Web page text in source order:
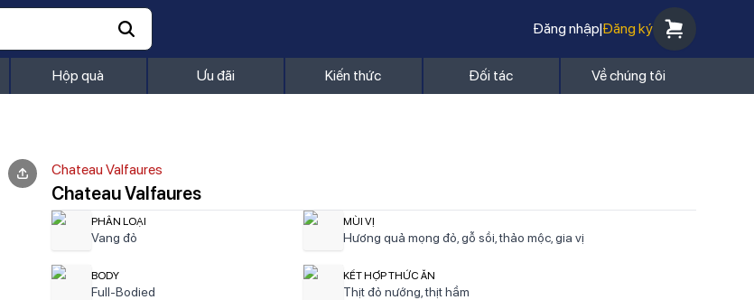
Đăng nhập|Đăng ký
Hộp quà Ưu đãi Kiến thức Đối tác Về chúng tôi
Chateau Valfaures
Chateau Valfaures
PHÂN LOẠI
Vang đỏ
BODY
Full-Bodied
MÙI VỊ
Hương quả mọng đỏ, gỗ sồi, thảo mộc, gia vị
KẾT HỢP THỨC ĂN
Thịt đỏ nướng, thịt hầm